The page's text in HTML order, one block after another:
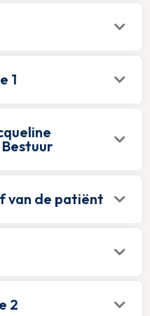
1
van de patiënt
2